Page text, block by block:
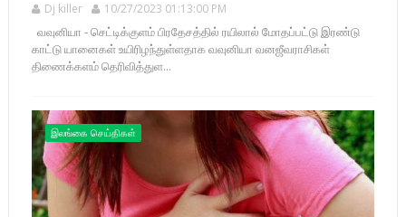
Dj killer 10/27/2023 01:13:00 PM
வவுனியா - செட்டிக்குளம் பிரதேசத்தில் ரயிலால் மோதப்பட்டு இரண்டு
காட்டு யானைகள் உயிரிழந்துள்ளதாக வவுனியா வனஜீவராசிகள்
திணைக்களம் தெரிவித்துள...
இலங்கை செய்திகள்